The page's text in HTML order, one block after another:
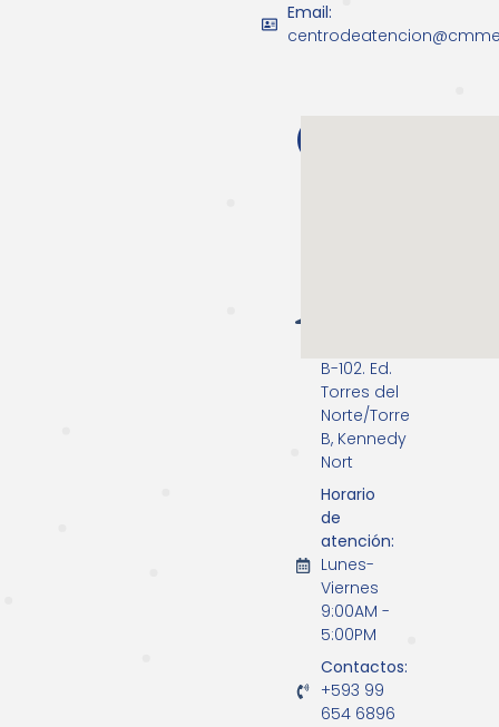
Email:
B-102. Ed.
Torres del
Norte/Torre
B, Kennedy
Nort
Horario
de
atención:
Lunes-
Viernes
9:00AM -
5:00PM
Contactos:
+593 99
654 6896